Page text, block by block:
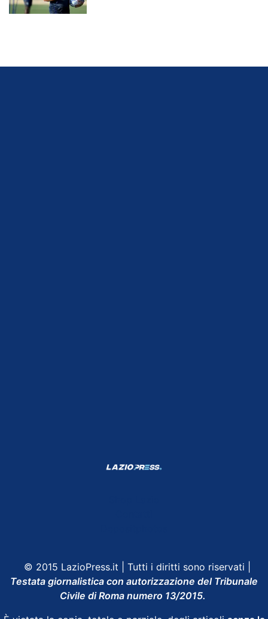
© 2015 LazioPress.it | Tutti i diritti sono riservati |
Testata giornalistica con autorizzazione del Tribunale
Civile di Roma numero 13/2015.